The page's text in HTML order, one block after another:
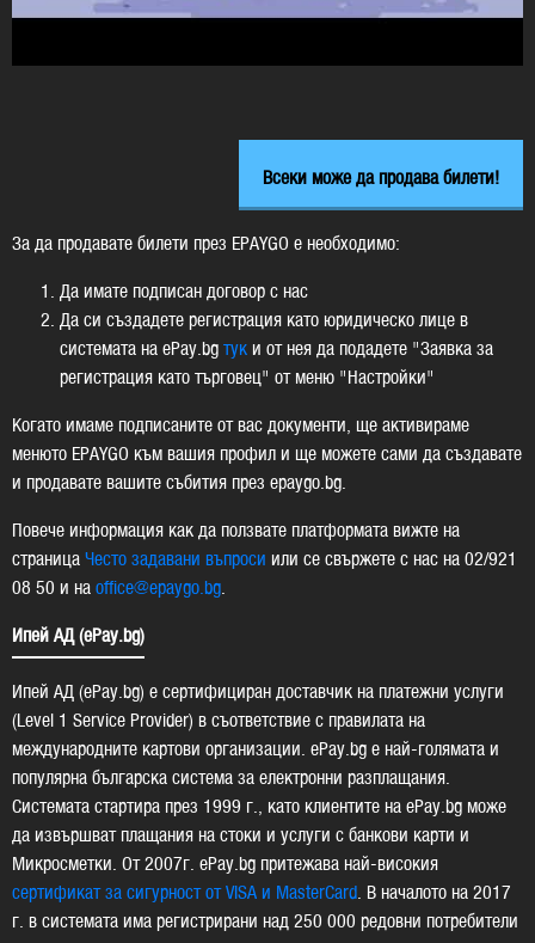
Всеки може да продава билети!
За да продавате билети през EPAYGO е необходимо:
Да имате подписан договор с нас
Да си създадете регистрация като юридическо лице в
системата на ePay.bg тук и от нея да подадете "Заявка за
регистрация като търговец" от меню "Настройки"
Когато имаме подписаните от вас документи, ще активираме
менюто EPAYGO към вашия профил и ще можете сами да създавате
и продавате вашите събития през epaygo.bg.
Повече информация как да ползвате платформата вижте на
страница Често задавани въпроси или се свържете с нас на 02/921
08 50 и на office@epaygo.bg
Ипей АД (ePay.bg)
Ипей АД (ePay.bg) е сертифициран доставчик на платежни услуги
(Level 1 Service Provider) в съответствие с правилата на
международните картови организации. ePay.bg e най-голямата и
популярна българска система за електронни разплащания.
Системата стартира през 1999 г., като клиентите на ePay.bg може
да извършват плащания на стоки и услуги с банкови карти и
Микросметки. От 2007г. ePay.bg притежава най-високия
сертификат за сигурност от VISA и MasterCard . В началото на 2017
г. в системата има регистрирани над 250 000 редовни потребители